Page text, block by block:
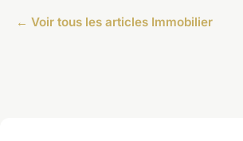
← Voir tous les articles Immobilier